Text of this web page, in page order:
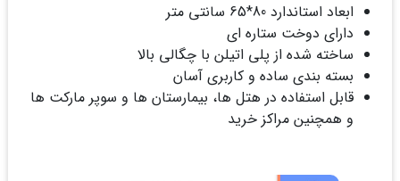
ابعاد استاندارد 80*65 سانتی متر
دارای دوخت ستاره ای
ساخته شده از پلی اتیلن با چگالی بالا
بسته بندی ساده و کاربری آسان
قابل استفاده در هتل ها، بیمارستان ها و سوپر مارکت ها
و همچنین مراکز خرید